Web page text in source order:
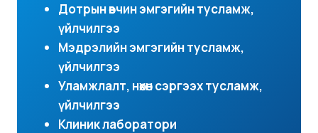
Дотрын өвчин эмгэгийн тусламж,
үйлчилгээ
Мэдрэлийн эмгэгийн тусламж,
үйлчилгээ
Уламжлалт, нөхөн сэргээх тусламж,
үйлчилгээ
Клиник лаборатори